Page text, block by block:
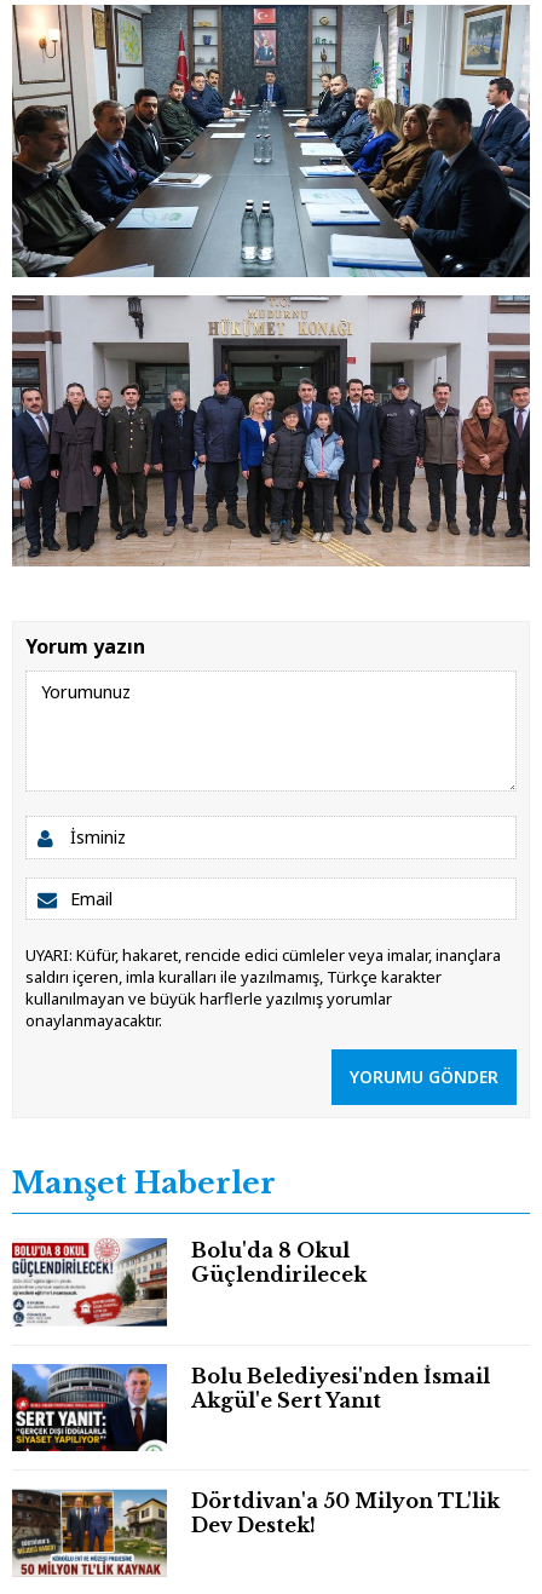
Yorum yazın
UYARI: Küfür, hakaret, rencide edici cümleler veya imalar, inançlara
saldırı içeren, imla kuralları ile yazılmamış, Türkçe karakter
kullanılmayan ve büyük harflerle yazılmış yorumlar
onaylanmayacaktır.
YORUMU GÖNDER
Manşet Haberler
Bolu'da 8 Okul
Güçlendirilecek
Bolu Belediyesi'nden İsmail
Akgül'e Sert Yanıt
Dörtdivan'a 50 Milyon TL'lik
Dev Destek!